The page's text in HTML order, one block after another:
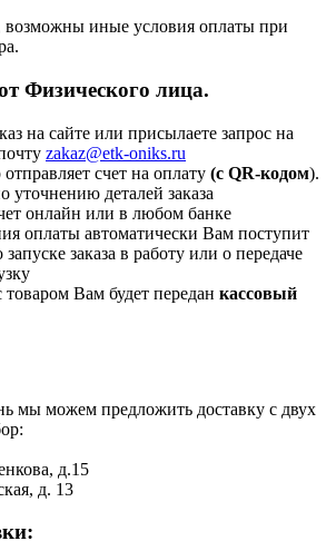
возможны иные условия оплаты при
Физического лица.
на сайте или присылаете запрос на
zakaz@etk-oniks.ru
счет на оплату (с QR-кодом).
уточнению деталей заказа
онлайн или в любом банке
оплаты автоматически Вам поступит
заказа в работу или о передаче
товаром Вам будет передан кассовый
мы можем предложить доставку с двух
д.15
д. 13